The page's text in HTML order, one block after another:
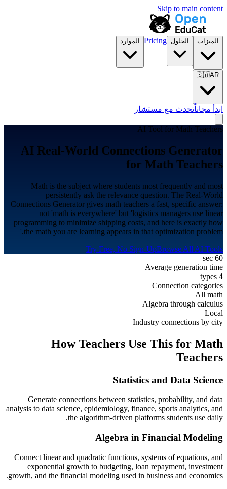
Skip to main content
الميزات الحلول Pricing الموارد
🇸🇦AR
ابدأ مجاناًتحدث مع مستشار
AI Tool for Math Teachers
AI Real-World Connections Generator
for Math Teachers
Math is the subject where students most frequently and most
persistently ask the relevance question. The Real-World
Connections Generator gives math teachers a fast, specific answer:
not 'math is everywhere' but 'logistics managers use linear
programming to minimize shipping costs, and here is exactly how
the math you are learning appears in that optimization problem.'
Try Free, No Sign-UpBrowse All AI Tools
60 sec
Average generation time
4 types
Connection categories
All math
Algebra through calculus
Local
Industry connections by city
How Teachers Use This for Math
Teachers
Statistics and Data Science
Generate connections between statistics, probability, and data
analysis to data science, epidemiology, finance, sports analytics, and
the algorithm-driven platforms students use daily.
Algebra in Financial Modeling
Connect linear and quadratic functions, systems of equations, and
exponential growth to budgeting, loan repayment, investment
growth, and the financial modeling used in business and economics.